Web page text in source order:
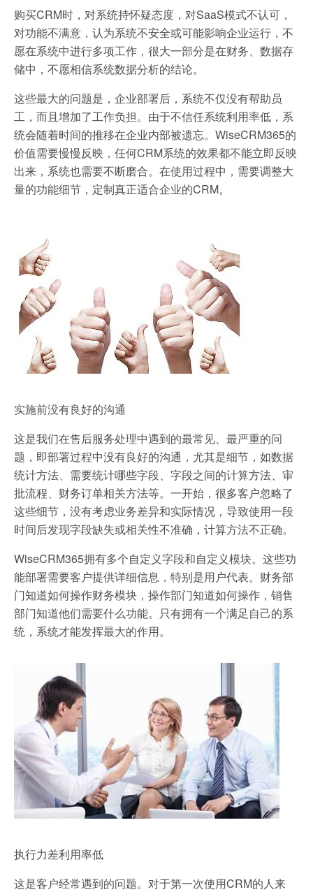
购买CRM时，对系统持怀疑态度，对SaaS模式不认可，
对功能不满意，认为系统不安全或可能影响企业运行，不
愿在系统中进行多项工作，很大一部分是在财务、数据存
储中，不愿相信系统数据分析的结论。
这些最大的问题是，企业部署后，系统不仅没有帮助员
工，而且增加了工作负担。由于不信任系统利用率低，系
统会随着时间的推移在企业内部被遗忘。WiseCRM365的
价值需要慢慢反映，任何CRM系统的效果都不能立即反映
出来，系统也需要不断磨合。在使用过程中，需要调整大
量的功能细节，定制真正适合企业的CRM。
实施前没有良好的沟通
这是我们在售后服务处理中遇到的最常见、最严重的问
题，即部署过程中没有良好的沟通，尤其是细节，如数据
统计方法、需要统计哪些字段、字段之间的计算方法、审
批流程、财务订单相关方法等。一开始，很多客户忽略了
这些细节，没有考虑业务差异和实际情况，导致使用一段
时间后发现字段缺失或相关性不准确，计算方法不正确。
WiseCRM365拥有多个自定义字段和自定义模块。这些功
能部署需要客户提供详细信息，特别是用户代表。财务部
门知道如何操作财务模块，操作部门知道如何操作，销售
部门知道他们需要什么功能。只有拥有一个满足自己的系
统，系统才能发挥最大的作用。
执行力差利用率低
这是客户经常遇到的问题。对于第一次使用CRM的人来